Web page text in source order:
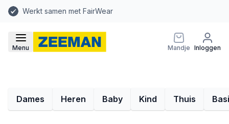
Werkt samen met FairWear
Menu Mandje Inloggen
Dames Heren Baby Kind Thuis